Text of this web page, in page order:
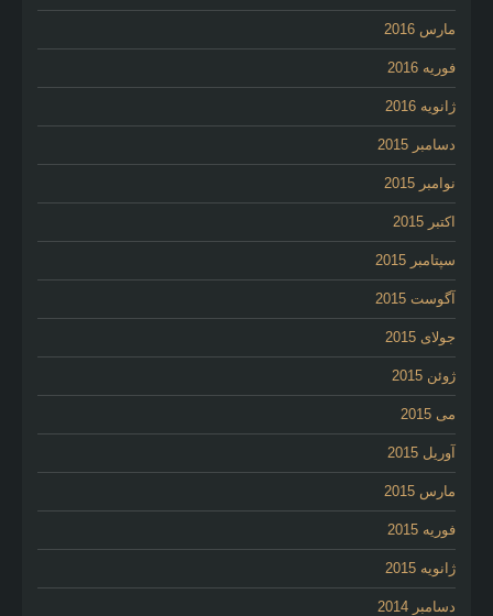
مارس 2016
فوریه 2016
ژانویه 2016
دسامبر 2015
نوامبر 2015
اکتبر 2015
سپتامبر 2015
آگوست 2015
جولای 2015
ژوئن 2015
می 2015
آوریل 2015
مارس 2015
فوریه 2015
ژانویه 2015
دسامبر 2014